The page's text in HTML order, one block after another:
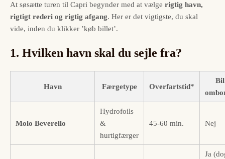
At søsætte turen til Capri begynder med at vælge rigtig havn,
rigtigt rederi og rigtig afgang. Her er det vigtigste, du skal
vide, inden du klikker ’køb billet’.
1. Hvilken havn skal du sejle fra?
Havn Færgetype Overfartstid*
Bil
Molo Beverello
Hydrofoils
&
hurtigfærger
45-60 min. Nej
Ja